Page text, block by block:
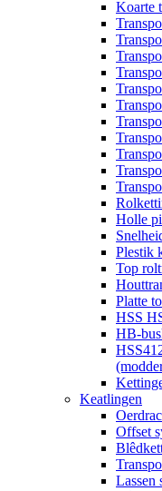
Koarte
Holle
Plestik
Top
Platte
HSS
HB-
Keatlingen
Offset
Lassen